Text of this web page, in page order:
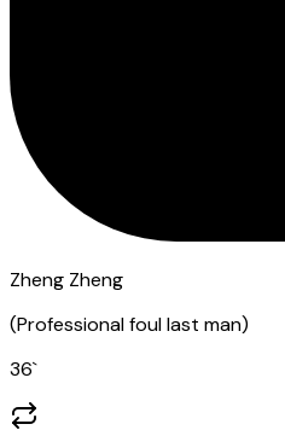
Zheng Zheng
(Professional foul last man)
36`